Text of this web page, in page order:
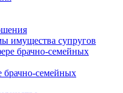
имущества супругов
брачно-семейных
брачно-семейных